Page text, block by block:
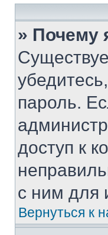
» Почему
пароль.
доступ к
с ним для
Вернуться к